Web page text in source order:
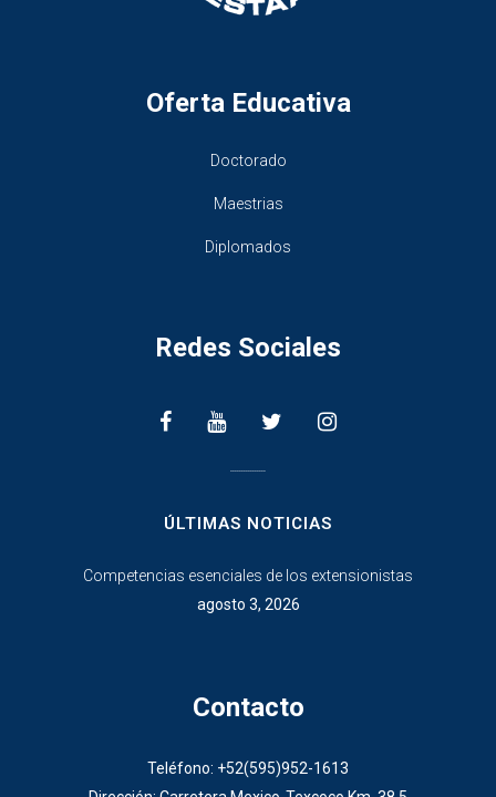
Oferta Educativa
Doctorado
Maestrias
Diplomados
Redes Sociales
ÚLTIMAS NOTICIAS
Competencias esenciales de los extensionistas
agosto 3, 2026
Contacto
Teléfono: +52(595)952-1613